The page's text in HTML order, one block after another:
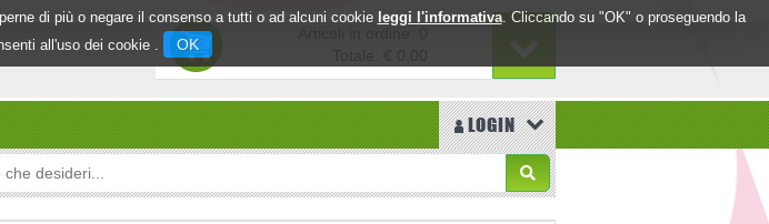
di più o negare il consenso a tutti o ad alcuni cookie leggi l'informativa. Cliccando su "OK" o proseguendo la
all'uso dei cookie .
OK
LOGIN